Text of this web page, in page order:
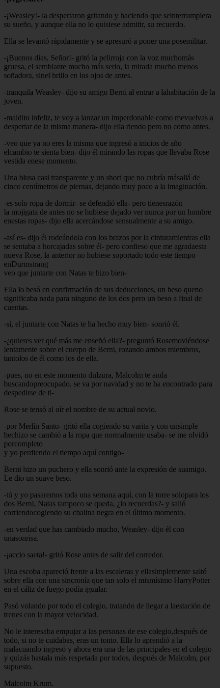
-¡Weasley!- la despertaron gritando y haciendo que seinterrumpiera
su sueño, y aunque ella no lo quisiese admitir, su recuerdo.
Ella se levantó rápidamente y se apresuró a poner una posemilitar.
-¡Buenos días, Señor!- gritó la pelirroja con la voz muchomás
gruesa, el semblante mucho más serio, la mirada mucho menos
soñadora, sinel brillo en los ojos de antes.
-tranquila Weasley- dijo su amigo Berni al entrar a lahabitación de la
joven.
-maldito infeliz, te voy a lanzar un imperdonable como mevuelvas a
despertar de la misma manera- dijo ella riendo pero no como antes.
-veo que ya no eres la misma que ingresó a inicios de año
elcambio te sienta bien- dijo él mirando las ropas que llevaba Rose
vestida enese momento.
Una blusa casi transparente y un short que no cubría másallá de
cinco centímetros de piernas, dejando muy poco a la imaginación.
-es solo ropa de dormir- se defendió ella- pero tienesrazón
la mojigata de antes no se hubiese dejado ver nunca por un hombre
enestas ropas- dijo ella acercándose sensualmente a su amigo.
-así es- dijo él rodeándola con los brazos por la cinturamientras ella
se sentaba a horcajadas sobre él- pero confieso que me agradaesta
nueva Rose, la anterior no hubiese soportado todo este tiempo
enDurmstrang
veo que juntarte con Natas te hizo bien-
Ella lo besó en confirmación de sus deducciones, un beso queno
significaba nada para ninguno de los dos pero un beso a final de
cuentas.
-sí, el juntarte con Natas te ha hecho muy bien- sonrió él.
-¿quieres ver qué más me enseñó ella?- preguntó Rosemoviéndose
lentamente sobre el cuerpo de Berni, rozando ambos miembros,
tantolos de él como los de ella.
-pues, no en este momento dulzura, Malcolm te anda
buscandopreocupado, se va por navidad y no te ha encontrado para
despedirse de ti-
Rose se tensó al oír el nombre de su actual novio.
-por Merlín Santo- gritó ella cogiendo su varita y con unsimple
hechizo se cambió a la ropa que normalmente usaba- se me olvidó
porcompleto
y yo perdiendo el tiempo aquí contigo-
Berni hizo un puchero y ella sonrió ante la expresión de suamigo.
Le dio un suave beso.
-tú y yo pasaremos toda una semana aquí, con la torre solopara los
dos Berni, Natas tampoco se queda, ¿lo recuerdas?- y salió
corriendocogiendo su chalina negra en el último momento.
-en verdad que has cambiado mucho, Weasley- dijo él con
unasonrisa.
-¡accio saeta!- gritó Rose antes de salir del corredor.
Una escoba apareció frente a las escaleras y ellasimplemente saltó
sobre ella con una sincronía que tan solo el mismísimo HarryPotter
en el cáliz de fuego podía igualar.
Pasó volando por todo el colegio, tratando de llegar a laestación de
trenes con la mayor velocidad.
No le interesaba empujar a las personas de ese colegio,después de
todo, si no te cuidabas, eras un tonto. Ella lo aprendió a la
malacuando ingresó y ahora era una de las principales en el colegio
y quizás hastala más respetada por todos, después de Malcolm, por
supuesto.
Malcolm Krum.